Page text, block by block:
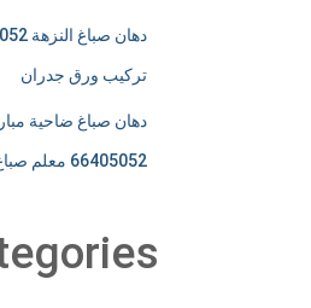
تركيب ورق جدران
دهان صباغ ضاحية
66405052 معلم صباغ و تركيب ورق جدران